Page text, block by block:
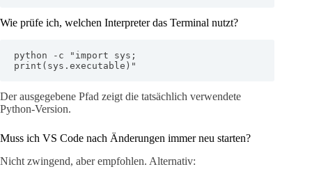
Wie prüfe ich, welchen Interpreter das Terminal nutzt?
python -c "import sys;
print(sys.executable)"
Der ausgegebene Pfad zeigt die tatsächlich verwendete
Python-Version.
Muss ich VS Code nach Änderungen immer neu starten?
Nicht zwingend, aber empfohlen. Alternativ: